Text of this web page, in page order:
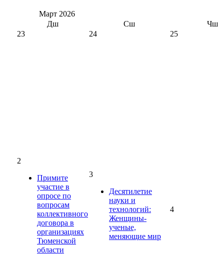
Март 2026
Дш
Сш
Чш
23
24 25
2
Примите
участие в
опросе по
вопросам
коллективного
договора в
организациях
Тюменской
области
3
Десятилетие
науки и
технологий:
Женщины-
ученые,
меняющие мир
4